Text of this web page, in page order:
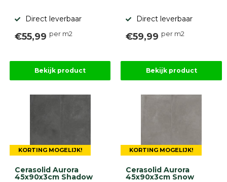
betonelementen
Overig
tuinproject
9.1
Direct leverbaar
€55,99 per m2
Bekijk product
Direct leverbaar
€59,99 per m2
Bekijk product
KORTING MOGELIJK!
Cerasolid Aurora
45x90x3cm Shadow
KORTING MOGELIJK!
Cerasolid Aurora
45x90x3cm Snow